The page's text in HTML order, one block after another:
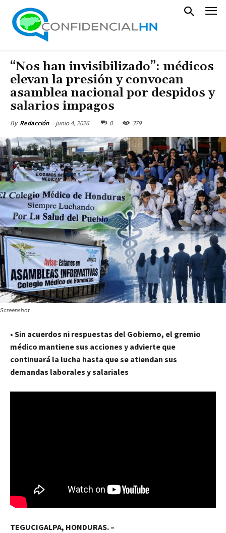
“Nos han invisibilizado”: médicos
elevan la presión y convocan
asamblea nacional por despidos y
salarios impagos
By Redacción junio 4, 2026 0 379
Screenshot
• Sin acuerdos ni respuestas del Gobierno, el gremio
médico mantiene sus acciones y advierte que
continuará la lucha hasta que se atiendan sus
demandas laborales y salariales
TEGUCIGALPA, HONDURAS. –